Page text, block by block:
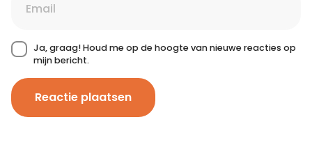
Ja, graag! Houd me op de hoogte van nieuwe reacties op
mijn bericht.
Reactie plaatsen